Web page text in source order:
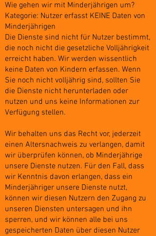
Wie gehen wir mit Minderjährigen um?
Kategorie: Nutzer erfasst KEINE Daten von
Minderjährigen
Die Dienste sind nicht für Nutzer bestimmt,
die noch nicht die gesetzliche Volljährigkeit
erreicht haben. Wir werden wissentlich
keine Daten von Kindern erfassen. Wenn
Sie noch nicht volljährig sind, sollten Sie
die Dienste nicht herunterladen oder
nutzen und uns keine Informationen zur
Verfügung stellen.
Wir behalten uns das Recht vor, jederzeit
einen Altersnachweis zu verlangen, damit
wir überprüfen können, ob Minderjährige
unsere Dienste nutzen. Für den Fall, dass
wir Kenntnis davon erlangen, dass ein
Minderjähriger unsere Dienste nutzt,
können wir diesen Nutzern den Zugang zu
unseren Diensten untersagen und ihn
sperren, und wir können alle bei uns
gespeicherten Daten über diesen Nutzer